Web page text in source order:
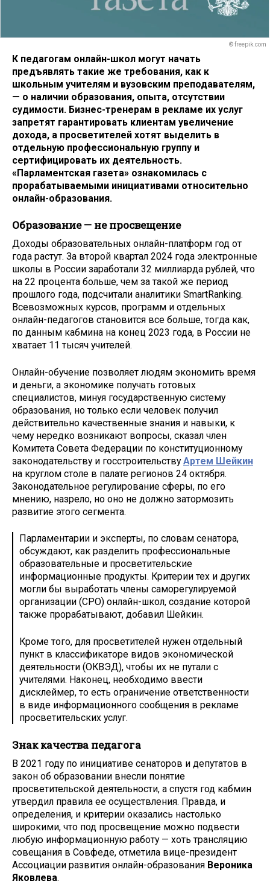
© freepik.com
К педагогам онлайн-школ могут начать
предъявлять такие же требования, как к
школьным учителям и вузовским преподавателям,
— о наличии образования, опыта, отсутствии
судимости. Бизнес-тренерам в рекламе их услуг
запретят гарантировать клиентам увеличение
дохода, а просветителей хотят выделить в
отдельную профессиональную группу и
сертифицировать их деятельность.
«Парламентская газета» ознакомилась с
прорабатываемыми инициативами относительно
онлайн-образования.
Образование — не просвещение
Доходы образовательных онлайн-платформ год от
года растут. За второй квартал 2024 года электронные
школы в России заработали 32 миллиарда рублей, что
на 22 процента больше, чем за такой же период
прошлого года, подсчитали аналитики SmartRanking.
Всевозможных курсов, программ и отдельных
онлайн-педагогов становится все больше, тогда как,
по данным кабмина на конец 2023 года, в России не
хватает 11 тысяч учителей.
Онлайн-обучение позволяет людям экономить время
и деньги, а экономике получать готовых
специалистов, минуя государственную систему
образования, но только если человек получил
действительно качественные знания и навыки, к
чему нередко возникают вопросы, сказал член
Комитета Совета Федерации по конституционному
законодательству и госстроительствуАртем Шейкин
на круглом столе в палате регионов 24 октября.
Законодательное регулирование сферы, по его
мнению, назрело, но оно не должно затормозить
развитие этого сегмента.
Парламентарии и эксперты, по словам сенатора,
обсуждают, как разделить профессиональные
образовательные и просветительские
информационные продукты. Критерии тех и других
могли бы выработать члены саморегулируемой
организации (СРО) онлайн-школ, создание которой
также прорабатывают, добавил Шейкин.
Кроме того, для просветителей нужен отдельный
пункт в классификаторе видов экономической
деятельности (ОКВЭД), чтобы их не путали с
учителями. Наконец, необходимо ввести
дисклеймер, то есть ограничение ответственности
в виде информационного сообщения в рекламе
просветительских услуг.
Знак качества педагога
В 2021 году по инициативе сенаторов и депутатов в
закон об образовании внесли понятие
просветительской деятельности, а спустя год кабмин
утвердил правила ее осуществления. Правда, и
определения, и критерии оказались настолько
широкими, что под просвещение можно подвести
любую информационную работу — хоть трансляцию
совещания в Совфеде, отметила вице-президент
Ассоциации развития онлайн-образования Вероника
Яковлева.